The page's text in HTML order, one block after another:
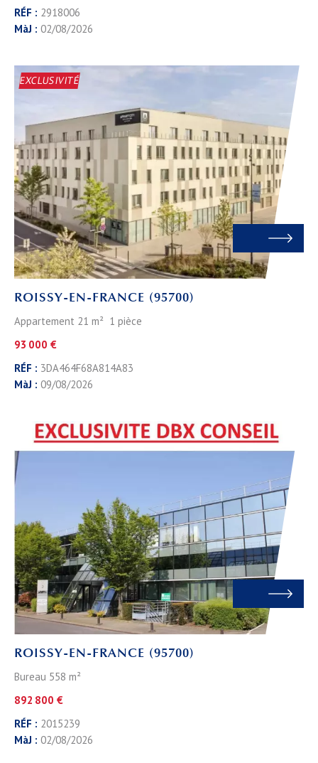
RÉF : 2918006
MàJ : 02/08/2026
EXCLUSIVITÉ
ROISSY-EN-FRANCE (95700)
Appartement 21 m² 1 pièce
93 000 €
RÉF : 3DA464F68A814A83
MàJ : 09/08/2026
ROISSY-EN-FRANCE (95700)
Bureau 558 m²
892 800 €
RÉF : 2015239
MàJ : 02/08/2026